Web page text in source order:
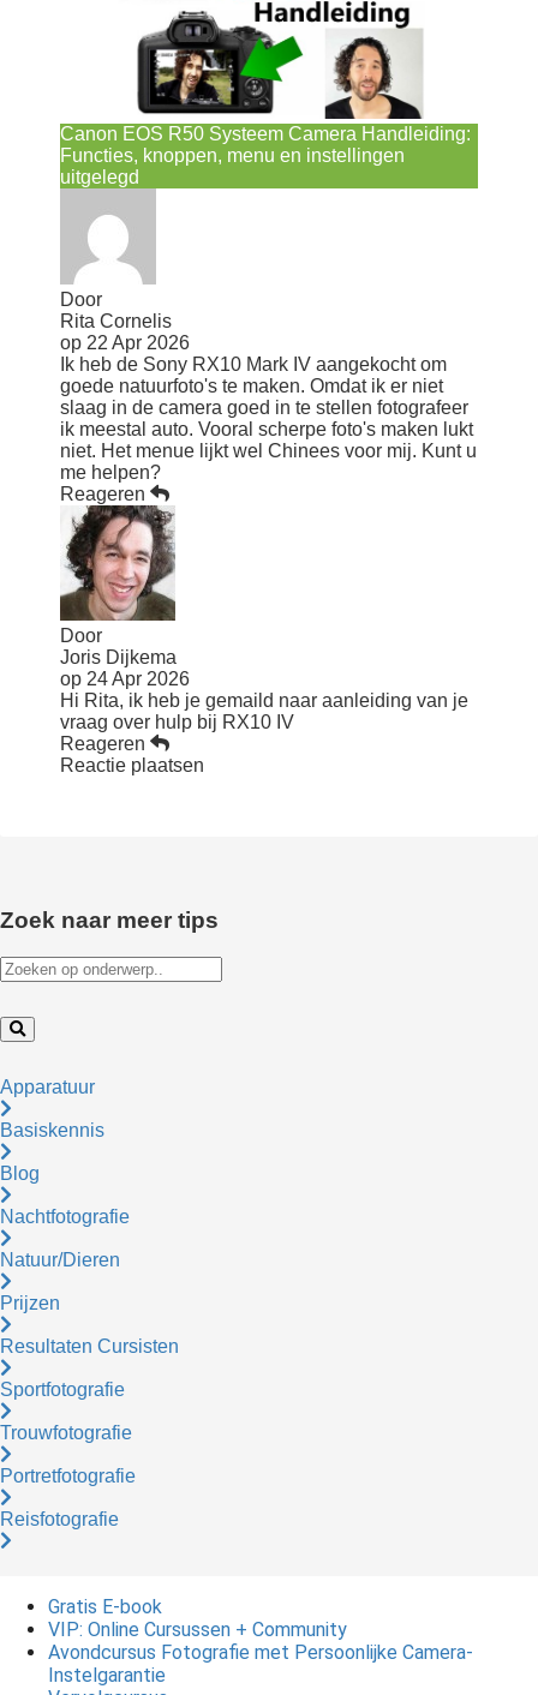
Canon EOS R50 Systeem Camera Handleiding:
Functies, knoppen, menu en instellingen
uitgelegd
Door
Rita Cornelis
op 22 Apr 2026
Ik heb de Sony RX10 Mark IV aangekocht om
goede natuurfoto's te maken. Omdat ik er niet
slaag in de camera goed in te stellen fotografeer
ik meestal auto. Vooral scherpe foto's maken lukt
niet. Het menue lijkt wel Chinees voor mij. Kunt u
me helpen?
Reageren
Door
Joris Dijkema
op 24 Apr 2026
Hi Rita, ik heb je gemaild naar aanleiding van je
vraag over hulp bij RX10 IV
Reageren
Reactie plaatsen
Zoek naar meer tips
Apparatuur
Basiskennis
Blog
Nachtfotografie
Natuur/Dieren
Prijzen
Resultaten Cursisten
Sportfotografie
Trouwfotografie
Portretfotografie
Reisfotografie
Gratis E-book
VIP: Online Cursussen + Community
Avondcursus Fotografie met Persoonlijke Camera-
Instelgarantie